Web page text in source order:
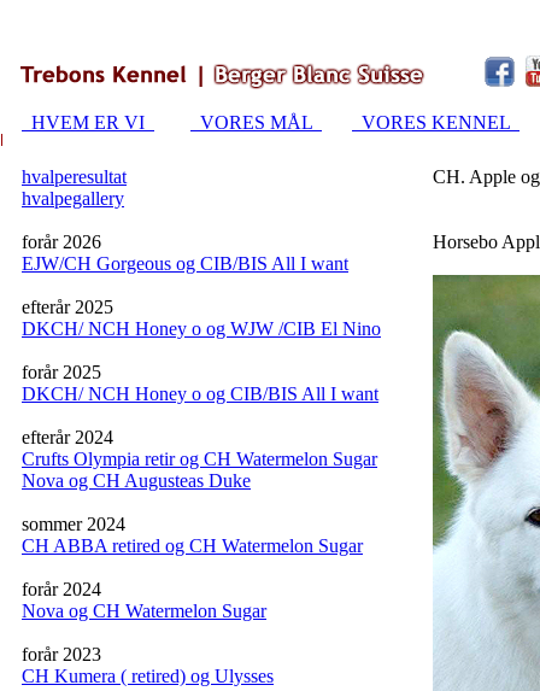
HVEM ER VI VORES MÅL VORES KENNEL
hvalperesultat
hvalpegallery
forår 2026
EJW/CH Gorgeous og CIB/BIS All I want
efterår 2025
DKCH/ NCH Honey o og WJW /CIB El Nino
forår 2025
DKCH/ NCH Honey o og CIB/BIS All I want
efterår 2024
Crufts Olympia retir og CH Watermelon Sugar
Nova og CH Augusteas Duke
sommer 2024
CH ABBA retired og CH Watermelon Sugar
forår 2024
Nova og CH Watermelon Sugar
forår 2023
CH Kumera ( retired) og Ulysses
CH. Apple
Horsebo